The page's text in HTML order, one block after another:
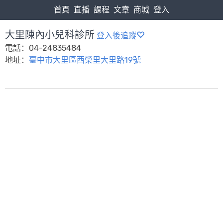
首頁 直播 課程 文章 商城 登入
大里陳內小兒科診所 登入後追蹤
電話：04-24835484
地址： 臺中市大里區西榮里大里路19號